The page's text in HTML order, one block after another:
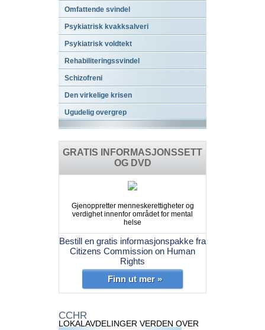
Omfattende svindel
Psykiatrisk kvakksalveri
Psykiatrisk voldtekt
Rehabiliteringssvindel
Schizofreni
Den virkelige krisen
Ugudelig overgrep
GRATIS INFORMASJONSSETT
OG DVD
Gjenoppretter menneskerettigheter og
verdighet innenfor området for mental
helse
Bestill en gratis informasjonspakke fra
Citizens Commission on Human
Rights
Finn ut mer »
CCHR
LOKALAVDELINGER VERDEN OVER